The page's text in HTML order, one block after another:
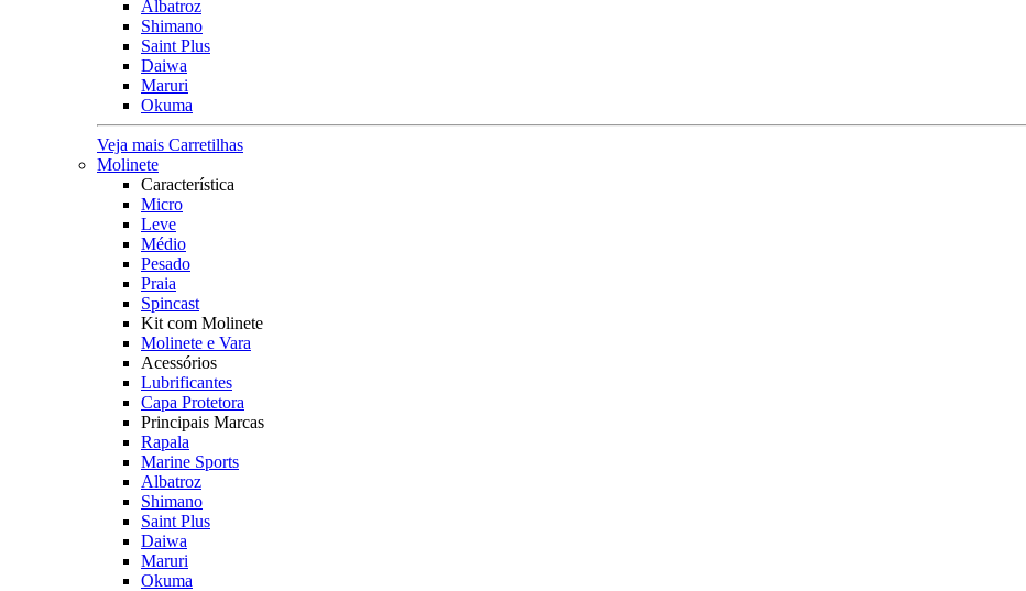
Albatroz
Shimano
Saint Plus
Daiwa
Maruri
Okuma
Veja mais Carretilhas
Molinete
Característica
Micro
Leve
Médio
Pesado
Praia
Spincast
Kit com Molinete
Molinete e Vara
Acessórios
Lubrificantes
Capa Protetora
Principais Marcas
Rapala
Marine Sports
Albatroz
Shimano
Saint Plus
Daiwa
Maruri
Okuma